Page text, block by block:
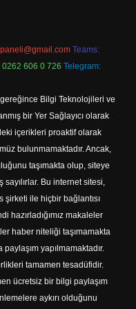
Teams:
0262 606 0 726 Telegram:
Bilgi Teknolojileri ve
bir Yer Sağlayıcı olarak
içerikleri proaktif olarak
bulunmamaktadır. Ancak,
taşımakta olup, siteye
Bu internet sitesi,
şirketi ile hiçbir bağlantısı
hazırladığımız makaleler
haber niteliği taşımamakta
yapılmamaktadır.
tamamen tesadüfidir.
ücretsiz bir bilgi paylaşım
aykırı olduğunu